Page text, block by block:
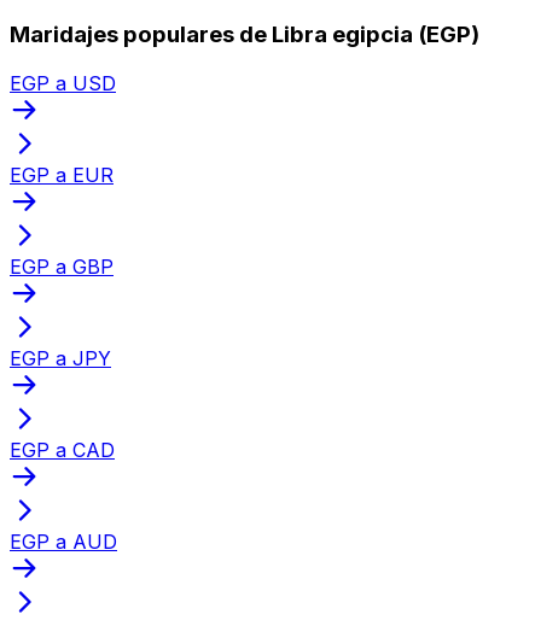
Maridajes populares de Libra egipcia (EGP)
EGP a USD
EGP a EUR
EGP a GBP
EGP a JPY
EGP a CAD
EGP a AUD